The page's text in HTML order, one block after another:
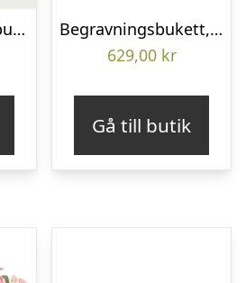
Kärlek, liggande bukett
Begravningsbukett, Omtanke
629,00 kr
Gå till butik